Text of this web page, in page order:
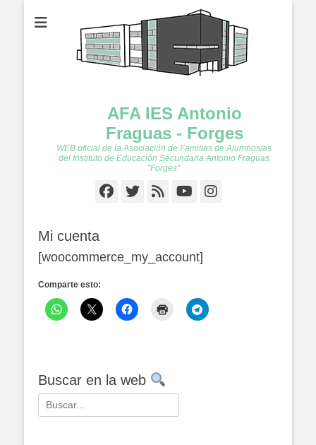
AFA IES Antonio
Fraguas - Forges
WEB oficial de la Asociación de Familias de Alumnos/as
del Instituto de Educación Secundaria Antonio Fraguas
"Forges"
Facebook
Twitter
FeedYouTube
Instagram
Mi cuenta
[woocommerce_my_account]
Comparte esto:
Buscar en la web
Buscar: